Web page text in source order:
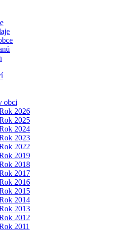
obci
2026
2025
2024
2023
2022
2019
2018
2017
2016
2015
2014
2013
2012
2011